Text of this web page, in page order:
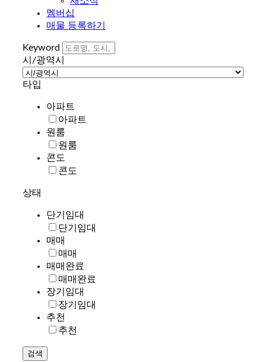
멤버십
매물 등록하기
Keyword
시/광역시
타입
아파트
아파트
원룸
원룸
콘도
콘도
상태
단기임대
단기임대
매매
매매
매매완료
매매완료
장기임대
장기임대
추천
추천